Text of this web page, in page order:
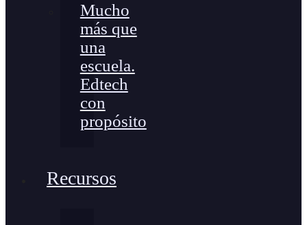
Mucho
más que
una
escuela.
Edtech
con
propósito
Recursos